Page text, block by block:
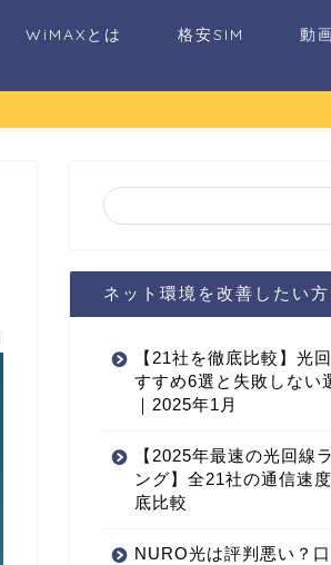
WiMAXとは 格安SIM 動
ネット環境を改善したい
【21社を徹底比較】光
すすめ6選と失敗しない
｜2025年1月
【2025年最速の光回線
ング】全21社の通信速
底比較
NURO光は評判悪い？口